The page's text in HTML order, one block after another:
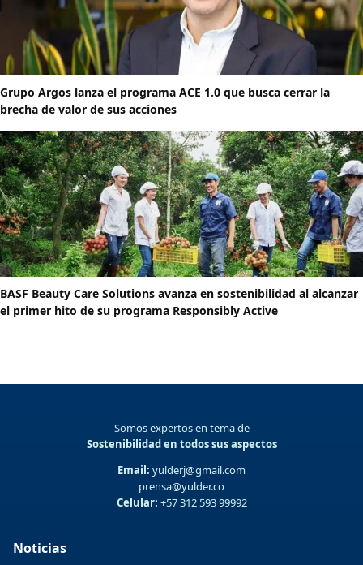
Grupo Argos lanza el programa ACE 1.0 que busca cerrar la
brecha de valor de sus acciones
BASF Beauty Care Solutions avanza en sostenibilidad al alcanzar
el primer hito de su programa Responsibly Active
Somos expertos en tema de
Sostenibilidad en todos sus aspectos
Email: yulderj@gmail.com
prensa@yulder.co
Celular: +57 312 593 99992
Noticias